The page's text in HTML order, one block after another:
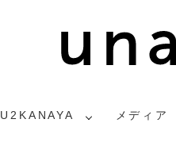
U2KANAYA メディア